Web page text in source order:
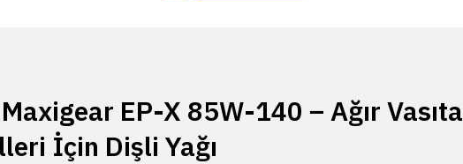
EP-X 85W-140 – Ağır Vasıta
İçin Dişli Yağı